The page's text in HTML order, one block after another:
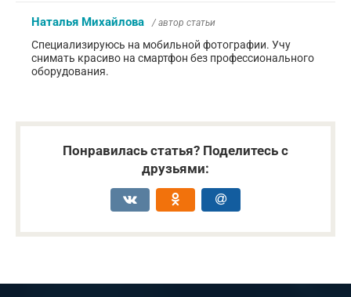
Наталья Михайлова / автор статьи
Специализируюсь на мобильной фотографии. Учу
снимать красиво на смартфон без профессионального
оборудования.
Понравилась статья? Поделитесь с
друзьями: